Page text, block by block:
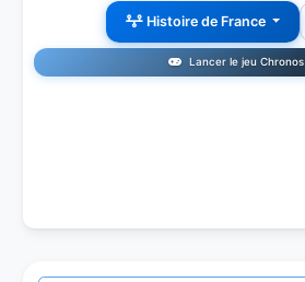
Histoire de France
Lancer le jeu Chronos